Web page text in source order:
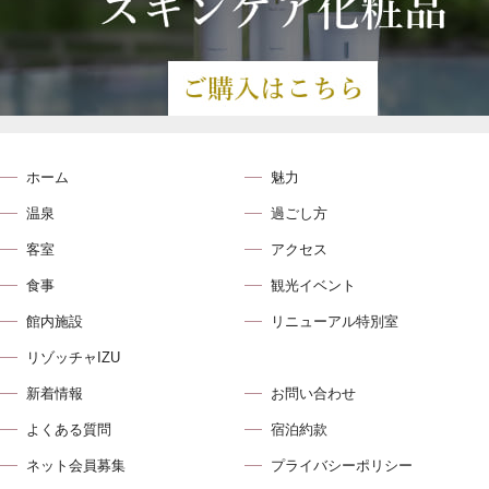
ホーム
温泉
客室
食事
館内施設
リゾッチャIZU
魅力
過ごし方
アクセス
観光イベント
リニューアル特別室
新着情報
よくある質問
ネット会員募集
お問い合わせ
宿泊約款
プライバシーポリシー